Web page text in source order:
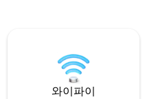
와이파이